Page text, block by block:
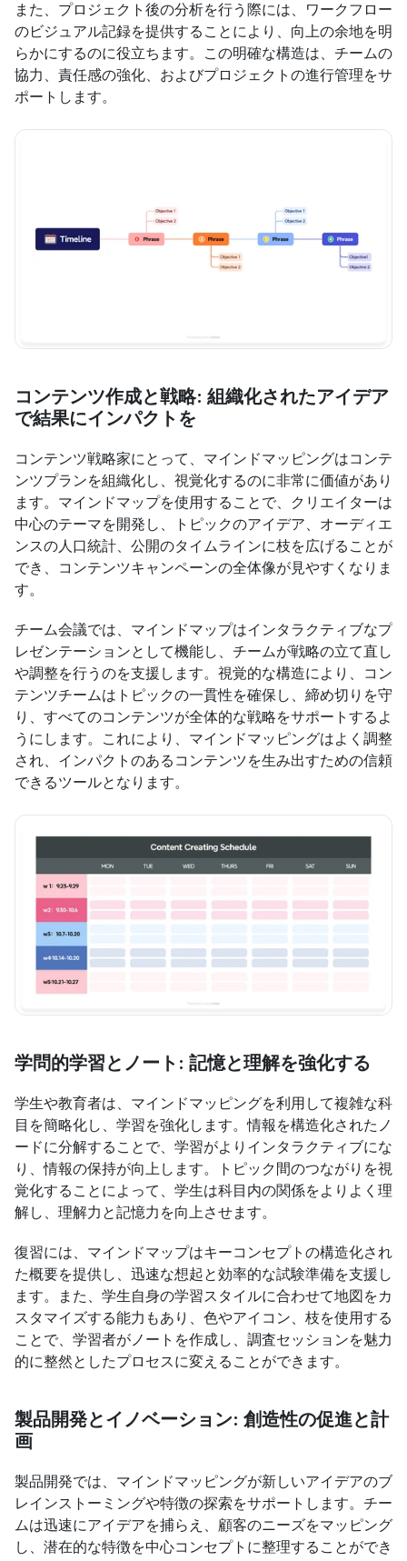
また、プロジェクト後の分析を行う際には、ワークフロー
のビジュアル記録を提供することにより、向上の余地を明
らかにするのに役立ちます。この明確な構造は、チームの
協力、責任感の強化、およびプロジェクトの進行管理をサ
ポートします。
コンテンツ作成と戦略: 組織化されたアイデア
で結果にインパクトを
コンテンツ戦略家にとって、マインドマッピングはコンテ
ンツプランを組織化し、視覚化するのに非常に価値があり
ます。マインドマップを使用することで、クリエイターは
中心のテーマを開発し、トピックのアイデア、オーディエ
ンスの人口統計、公開のタイムラインに枝を広げることが
でき、コンテンツキャンペーンの全体像が見やすくなりま
す。
チーム会議では、マインドマップはインタラクティブなプ
レゼンテーションとして機能し、チームが戦略の立て直し
や調整を行うのを支援します。視覚的な構造により、コン
テンツチームはトピックの一貫性を確保し、締め切りを守
り、すべてのコンテンツが全体的な戦略をサポートするよ
うにします。これにより、マインドマッピングはよく調整
され、インパクトのあるコンテンツを生み出すための信頼
できるツールとなります。
学問的学習とノート: 記憶と理解を強化する
学生や教育者は、マインドマッピングを利用して複雑な科
目を簡略化し、学習を強化します。情報を構造化されたノ
ードに分解することで、学習がよりインタラクティブにな
り、情報の保持が向上します。トピック間のつながりを視
覚化することによって、学生は科目内の関係をよりよく理
解し、理解力と記憶力を向上させます。
復習には、マインドマップはキーコンセプトの構造化され
た概要を提供し、迅速な想起と効率的な試験準備を支援し
ます。また、学生自身の学習スタイルに合わせて地図をカ
スタマイズする能力もあり、色やアイコン、枝を使用する
ことで、学習者がノートを作成し、調査セッションを魅力
的に整然としたプロセスに変えることができます。
製品開発とイノベーション: 創造性の促進と計
画
製品開発では、マインドマッピングが新しいアイデアのブ
レインストーミングや特徴の探索をサポートします。チー
ムは迅速にアイデアを捕らえ、顧客のニーズをマッピング
し、潜在的な特徴を中心コンセプトに整理することができ